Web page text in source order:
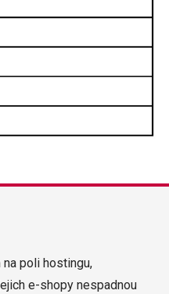
poli hostingu,
e-shopy nespadnou